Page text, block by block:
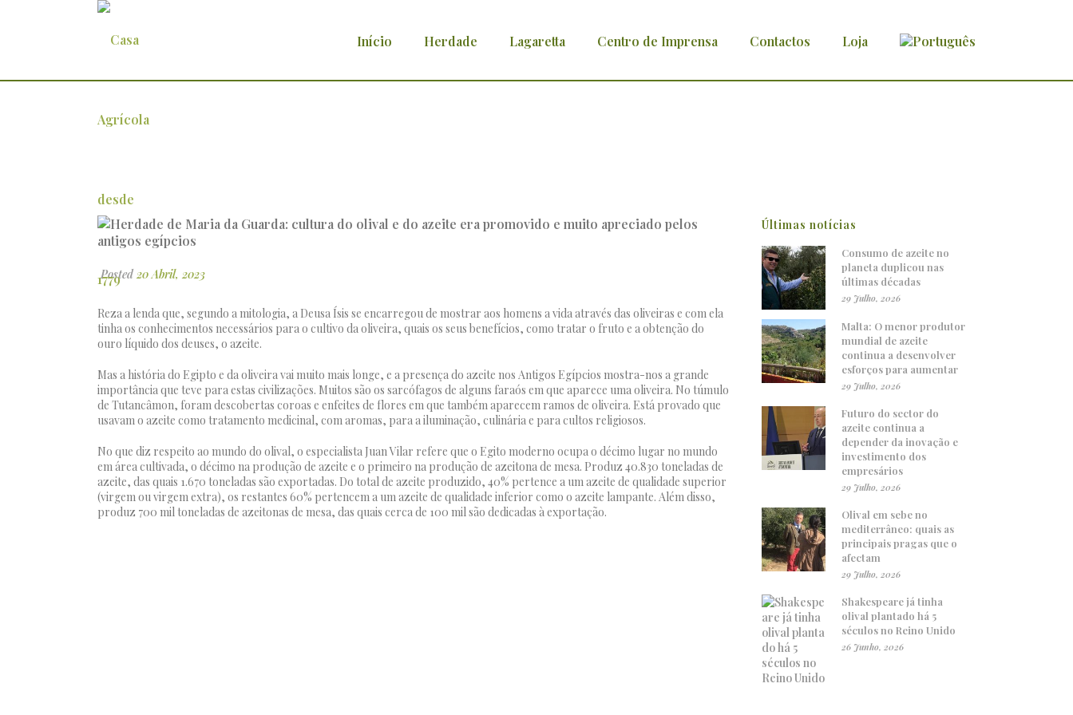
Início Herdade Lagaretta Centro de Imprensa Contactos Loja
Herdade de Maria da Guarda: cultura do olival e do azeite era promovido e muito apreciado pelos antigos
Posted 20 Abril, 2023
Reza a lenda que, segundo a mitologia, a Deusa Ísis se encarregou de mostrar aos homens a vida através das oliveiras e com ela
tinha os conhecimentos necessários para o cultivo da oliveira, quais os seus benefícios, como tratar o fruto e a obtenção do
ouro líquido dos deuses, o azeite.
Mas a história do Egipto e da oliveira vai muito mais longe, e a presença do azeite nos Antigos Egípcios mostra-nos a grande
importância que teve para estas civilizações. Muitos são os sarcófagos de alguns faraós em que aparece uma oliveira. No túmulo
de Tutancâmon, foram descobertas coroas e enfeites de flores em que também aparecem ramos de oliveira. Está provado que
usavam o azeite como tratamento medicinal, com aromas, para a iluminação, culinária e para cultos religiosos.
No que diz respeito ao mundo do olival, o especialista Juan Vilar refere que o Egito moderno ocupa o décimo lugar no mundo
em área cultivada, o décimo na produção de azeite e o primeiro na produção de azeitona de mesa. Produz 40.830 toneladas de
azeite, das quais 1.670 toneladas são exportadas. Do total de azeite produzido, 40% pertence a um azeite de qualidade superior
(virgem ou virgem extra), os restantes 60% pertencem a um azeite de qualidade inferior como o azeite lampante. Além disso,
produz 700 mil toneladas de azeitonas de mesa, das quais cerca de 100 mil são dedicadas à exportação.
Últimas notícias
Consumo de azeite no
planeta duplicou nas
últimas décadas
29 Julho, 2026
Malta: O menor produtor
mundial de azeite
continua a desenvolver
esforços para aumentar
29 Julho, 2026
Futuro do sector do
azeite continua a
depender da inovação e
investimento dos
empresários
29 Julho, 2026
Olival em sebe no
mediterrâneo: quais as
principais pragas que o
afectam
29 Julho, 2026
Shakespeare já tinha
olival plantado há 5
séculos no Reino Unido
26 Junho, 2026